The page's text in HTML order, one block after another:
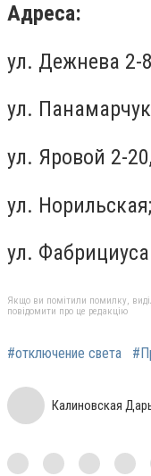
Адреса:
ул. Дежнева 2-
ул.
ул. Яровой 2-
ул. Норильская;
ул.
Якщо ви помітили помилку,
повідомити про це редакцію
#отключение света
Калиновская